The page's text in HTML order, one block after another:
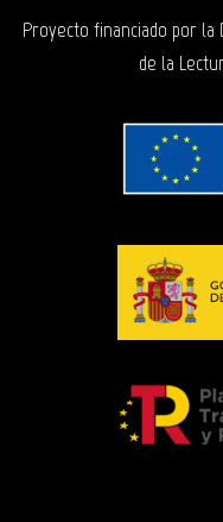
Proyecto financiado por la
de la